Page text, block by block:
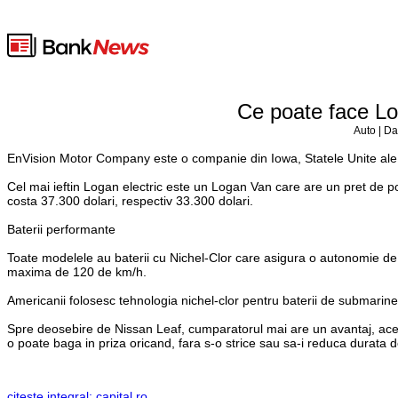
Ce poate face
Auto |
EnVision Motor Company este o companie din Iowa, Statele Unite
Cel mai ieftin Logan electric este un Logan Van care are un pret de
costa 37.300 dolari, respectiv 33.300 dolari.
Baterii performante
Toate modelele au baterii cu Nichel-Clor care asigura o autonomie
maxima de 120 de km/h.
Americanii folosesc tehnologia nichel-clor pentru baterii de
Spre deosebire de Nissan Leaf, cumparatorul mai are un avantaj,
o poate baga in priza oricand, fara s-o strice sau sa-i reduca durata